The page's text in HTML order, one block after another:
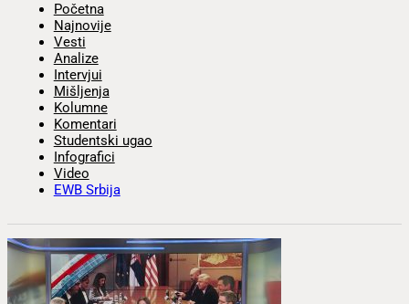
Početna
Najnovije
Vesti
Analize
Intervjui
Mišljenja
Kolumne
Komentari
Studentski ugao
Infografici
Video
EWB Srbija